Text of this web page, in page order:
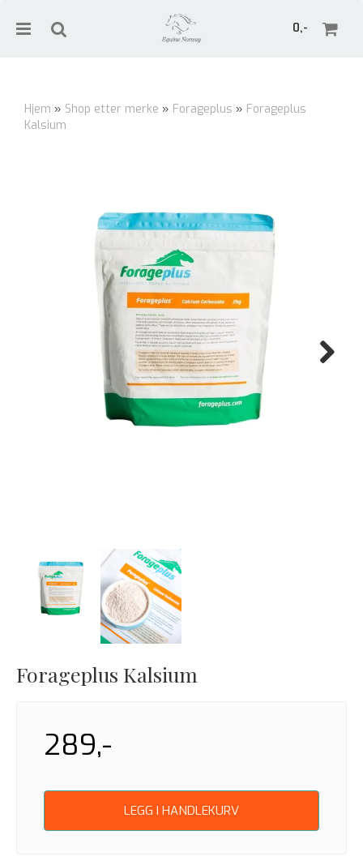
0,-
Hjem » Shop etter merke » Forageplus » Forageplus
Kalsium
Forageplus Kalsium
289,-
LEGG I HANDLEKURV